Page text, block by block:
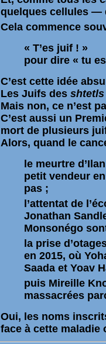
quelques cellules —
Cela commence
« T’es juif ! »
pour dire « tu
C’est cette idée
Les Juifs des shtetls
Mais non, ce n’est
C’est aussi un
mort de plusieurs
Alors, quand le
le meurtre d’
petit vendeur
pas ;
l’attentat de
Jonathan
Monsonégo
la prise
en 2015, où
Saada et Yoav
puis Mireille
massacrées
Oui, les noms
face à cette maladie